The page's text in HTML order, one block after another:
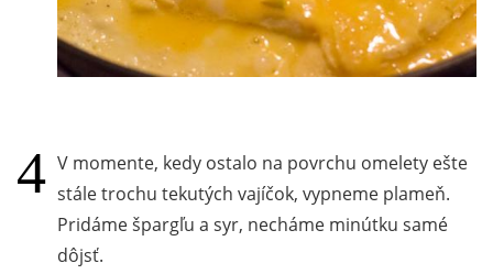
V momente, kedy ostalo na povrchu omelety ešte
stále trochu tekutých vajíčok, vypneme plameň.
Pridáme špargľu a syr, necháme minútku samé
dôjsť.